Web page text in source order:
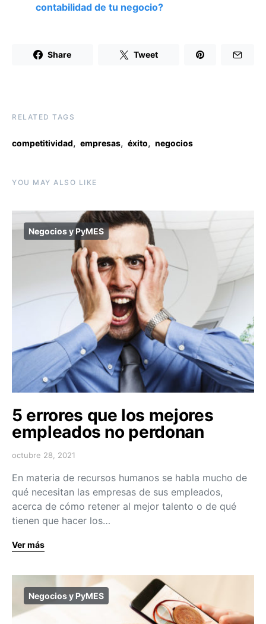
contabilidad de tu negocio?
Share Tweet
RELATED TAGS
competitividad, empresas, éxito, negocios
YOU MAY ALSO LIKE
Negocios y PyMES
5 errores que los mejores
empleados no perdonan
octubre 28, 2021
En materia de recursos humanos se habla mucho de
qué necesitan las empresas de sus empleados,
acerca de cómo retener al mejor talento o de qué
tienen que hacer los…
Ver más
Negocios y PyMES